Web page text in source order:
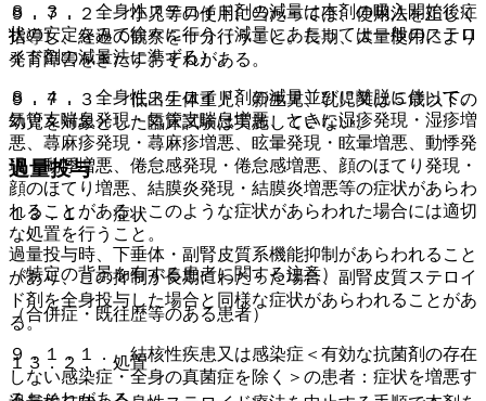
９．７．２． 小児等の使用に当たっては、使用法を正しく
指導し、経過の観察を十分行うこと。長期、大量使用により
発育障害をきたすおそれがある。
９．７．３． 低出生体重児、新生児、乳児又は５歳以下の
幼児を対象とした臨床試験は実施していない。
過量投与
１３．１． 症状
過量投与時、下垂体・副腎皮質系機能抑制があらわれること
があり、この抑制が長期にわたった場合、副腎皮質ステロイ
ド剤を全身投与した場合と同様な症状があらわれることがあ
る。
１３．２． 処置
８．３． 全身性ステロイド剤の減量は本剤の吸入開始後症
状の安定をみて徐々に行う（減量にあたっては一般のステロ
イド剤の減量法に準ずる）。
８．４． 全身性ステロイド剤の減量並びに離脱に伴って、
気管支喘息発現・気管支喘息増悪、ときに湿疹発現・湿疹増
悪、蕁麻疹発現・蕁麻疹増悪、眩暈発現・眩暈増悪、動悸発
現・動悸増悪、倦怠感発現・倦怠感増悪、顔のほてり発現・
顔のほてり増悪、結膜炎発現・結膜炎増悪等の症状があらわ
れることがある。このような症状があらわれた場合には適切
な処置を行うこと。
（特定の背景を有する患者に関する注意）
（合併症・既往歴等のある患者）
９．１．１． 結核性疾患又は感染症＜有効な抗菌剤の存在
しない感染症・全身の真菌症を除く＞の患者：症状を増悪す